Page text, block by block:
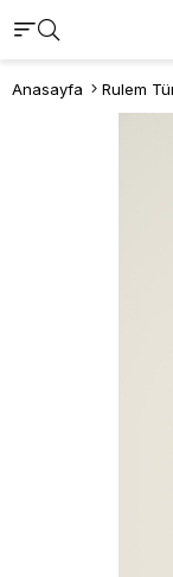
Anasayfa Rulem